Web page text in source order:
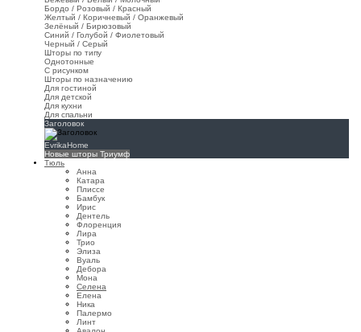
Бордо / Розовый / Красный
Желтый / Коричневый / Оранжевый
Зелёный / Бирюзовый
Синий / Голубой / Фиолетовый
Черный / Серый
Шторы по типу
Однотонные
С рисунком
Шторы по назначению
Для гостиной
Для детской
Для кухни
Для спальни
Заголовок
EvrikaHome
Новые шторы Триумф
Тюль
Анна
Катара
Плиссе
Бамбук
Ирис
Дентель
Флоренция
Лира
Трио
Элиза
Вуаль
Дебора
Мона
Селена
Елена
Ника
Палермо
Линт